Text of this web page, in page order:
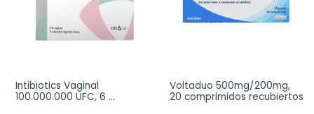
Intibiotics Vaginal
100.000.000 UFC, 6
Voltaduo 500mg/200mg,
20 comprimidos recubiertos